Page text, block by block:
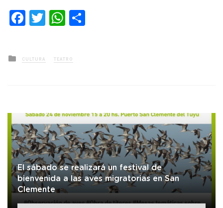
Facebook
TwitterWhatsApp
Posted
in
CULTURA TEATRO
El sábado se realizará un festival de
bienvenida a las aves migratorias en San
Clemente